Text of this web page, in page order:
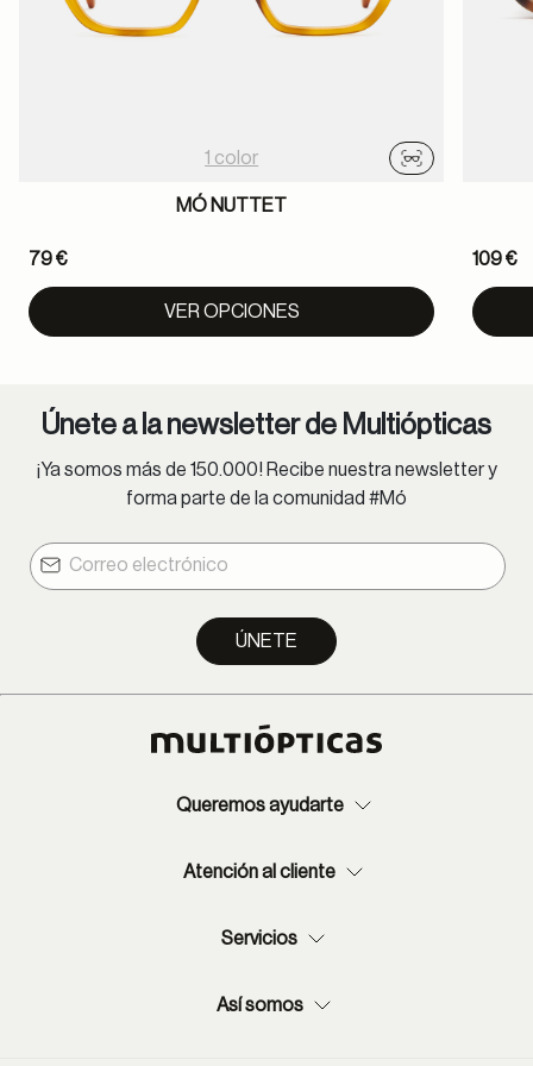
1 color
Probador
MÓ NUTTET
79 €
VER OPCIONES
109 €
Únete a la newsletter de Multiópticas
¡Ya somos más de 150.000! Recibe nuestra newsletter y
forma parte de la comunidad #Mó
ÚNETE
Queremos ayudarte
Atención al cliente
Servicios
Así somos